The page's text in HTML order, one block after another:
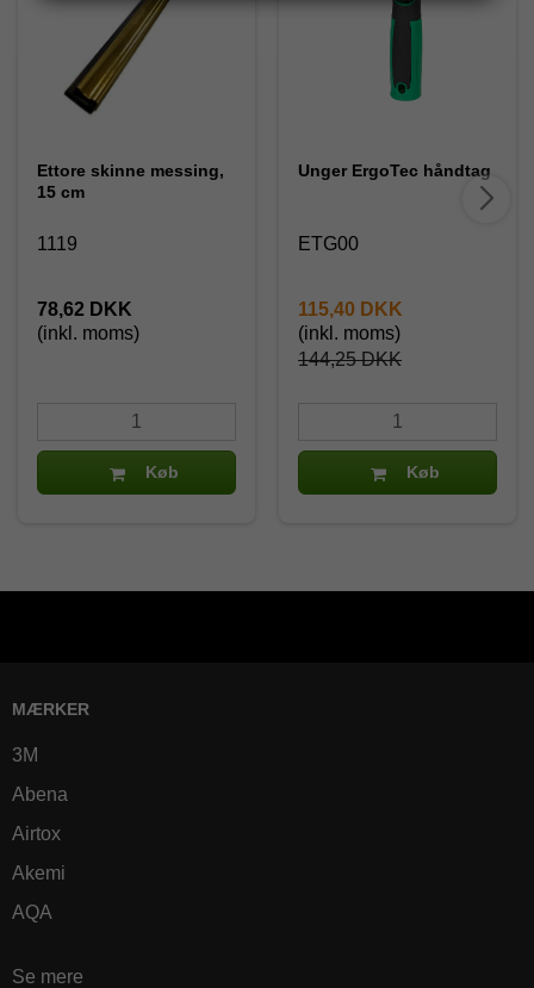
Ettore skinne messing,
15 cm
1119
78,62 DKK
(inkl. moms)
Køb
Unger ErgoTec håndtag
ETG00
144,25 DKK
115,40 DKK
(inkl. moms)
Køb
MÆRKER
3M
Abena
Airtox
Akemi
AQA
Se mere